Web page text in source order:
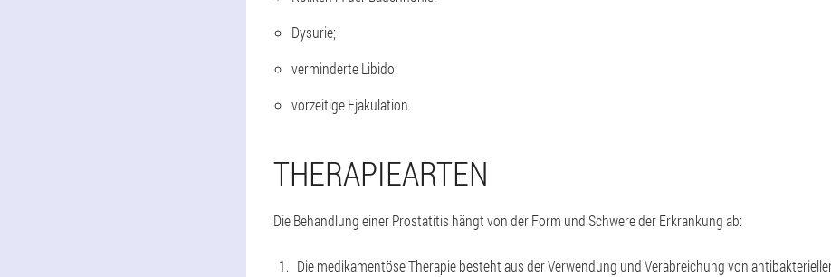
Dysurie;
verminderte Libido;
vorzeitige Ejakulation.
THERAPIEARTEN
Die Behandlung einer Prostatitis hängt von der Form und Schwere der Erkrankung ab:
Die medikamentöse Therapie besteht aus der Verwendung und Verabreichung von